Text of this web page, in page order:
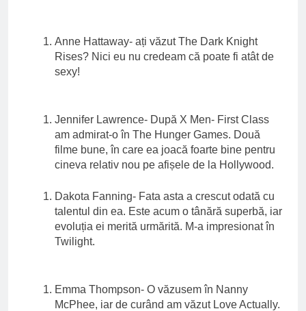
Anne Hattaway- ați văzut The Dark Knight
Rises? Nici eu nu credeam că poate fi atât de
sexy!
Jennifer Lawrence- După X Men- First Class
am admirat-o în The Hunger Games. Două
filme bune, în care ea joacă foarte bine pentru
cineva relativ nou pe afișele de la Hollywood.
Dakota Fanning- Fata asta a crescut odată cu
talentul din ea. Este acum o tânără superbă, iar
evoluția ei merită urmărită. M-a impresionat în
Twilight.
Emma Thompson- O văzusem în Nanny
McPhee, iar de curând am văzut Love Actually.